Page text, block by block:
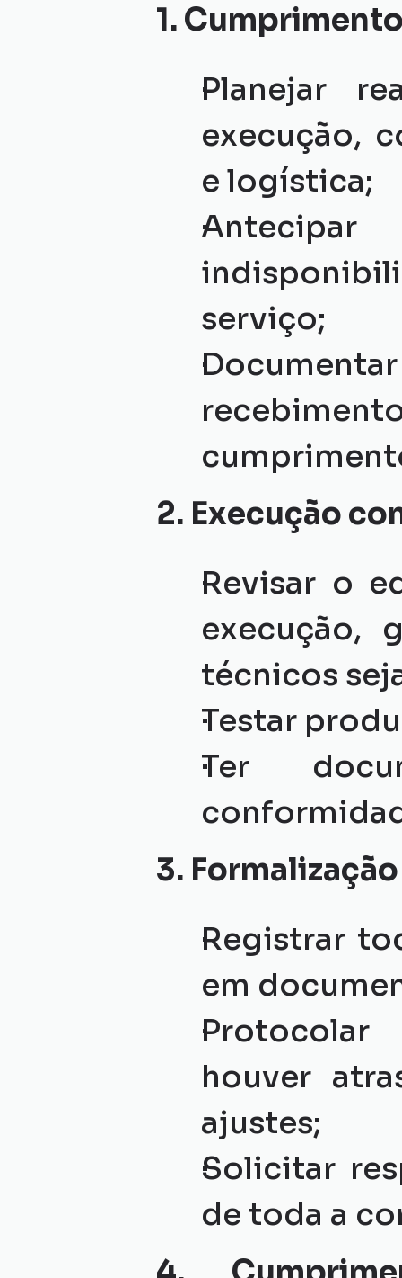
1.
Planejar
execução,
e logística;
serviço;
2. Execução
Revisar o
execução,
técnicos
Testar
Ter
3.
Registrar
em
Protocolar
houver
ajustes;
Solicitar
de toda a